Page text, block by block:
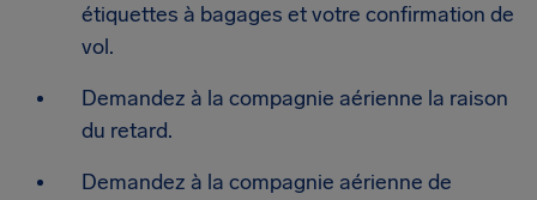
étiquettes à bagages et votre confirmation de
vol.
Demandez à la compagnie aérienne la raison
du retard.
Demandez à la compagnie aérienne de